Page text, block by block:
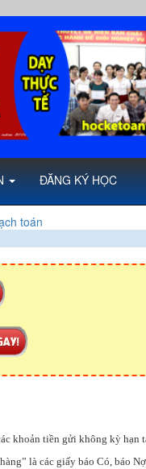
ĐĂNG KÝ HỌC
toán
khoản tiền gửi không kỳ hạn
là các giấy báo Có, báo